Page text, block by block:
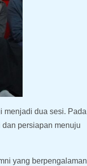
menjadi dua sesi. Pada
persiapan menuju
yang berpengalaman